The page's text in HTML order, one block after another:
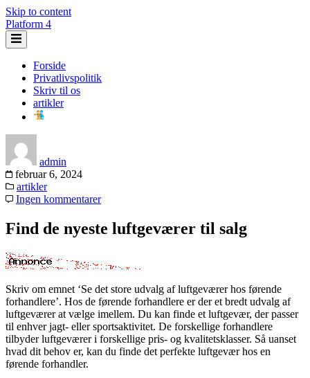
Skip to content
Platform 4
Forside
Privatlivspolitik
Skriv til os
artikler
admin
februar 6, 2024
artikler
Ingen kommentarer
Find de nyeste luftgeværer til salg
Skriv om emnet ‘Se det store udvalg af luftgeværer hos førende
forhandlere’. Hos de førende forhandlere er der et bredt udvalg af
luftgeværer at vælge imellem. Du kan finde et luftgevær, der passer
til enhver jagt- eller sportsaktivitet. De forskellige forhandlere
tilbyder luftgeværer i forskellige pris- og kvalitetsklasser. Så uanset
hvad dit behov er, kan du finde det perfekte luftgevær hos en
førende forhandler.